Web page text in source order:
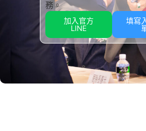
務。
加入官方
LINE
填寫